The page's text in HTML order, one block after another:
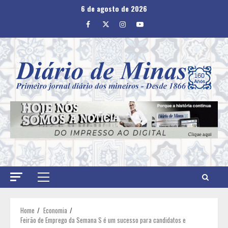
6 de agosto de 2026
Facebook
TwitterInstagram
Youtube
Primary
Home
Economia
Feirão de Emprego da Semana S é um sucesso para candidatos e